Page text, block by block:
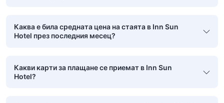
Каква е била средната цена на стаята в Inn Sun
Hotel през последния месец?
Какви карти за плащане се приемат в Inn Sun
Hotel?